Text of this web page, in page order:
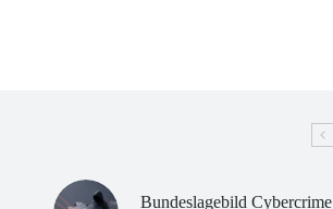
Bundeslagebild Cybercrime